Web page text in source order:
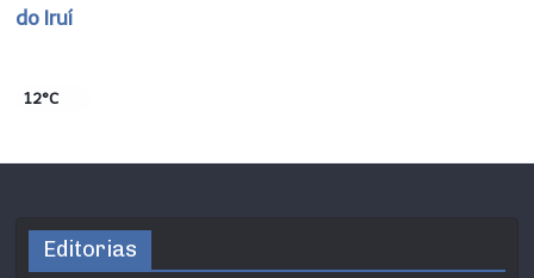
do Iruí
12°C
Editorias